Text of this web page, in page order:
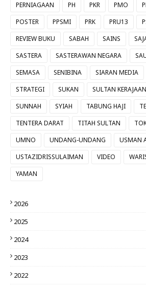
PERNIAGAAN
PH PKR PMO
POSTER
PPSMI PRK PRU13
REVIEW BUKU
SABAH SAINS
SASTERA
SASTERAWAN NEGARA
SEMASA
SENIBINA SIARAN MEDIA
STRATEGI
SUKAN
SULTAN
SUNNAH
SYIAH TABUNG HAJI
TENTERA DARAT
TITAH SULTAN
UMNO
UNDANG-UNDANG
USMAN
USTAZIDRISSULAIMAN
VIDEO
YAMAN
2026
2025
2024
2023
2022